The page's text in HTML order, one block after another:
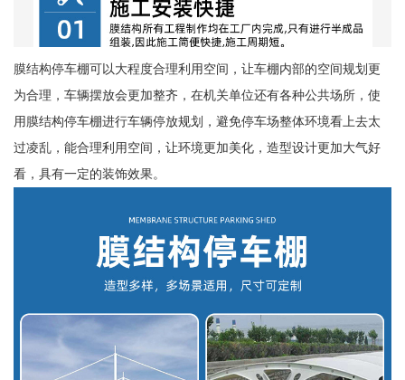
膜结构停车棚可以大程度合理利用空间，让车棚内部的空间规划更
为合理，车辆摆放会更加整齐，在机关单位还有各种公共场所，使
用膜结构停车棚进行车辆停放规划，避免停车场整体环境看上去太
过凌乱，能合理利用空间，让环境更加美化，造型设计更加大气好
看，具有一定的装饰效果。